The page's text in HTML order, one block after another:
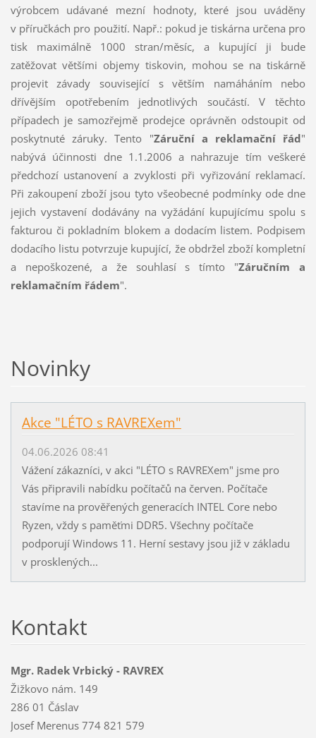
výrobcem udávané mezní hodnoty, které jsou uváděny
v příručkách pro použití. Např.: pokud je tiskárna určena pro
tisk maximálně 1000 stran/měsíc, a kupující ji bude
zatěžovat většími objemy tiskovin, mohou se na tiskárně
projevit závady související s větším namáháním nebo
dřívějším opotřebením jednotlivých součástí. V těchto
případech je samozřejmě prodejce oprávněn odstoupit od
poskytnuté záruky. Tento "Záruční a reklamační řád"
nabývá účinnosti dne 1.1.2006 a nahrazuje tím veškeré
předchozí ustanovení a zvyklosti při vyřizování reklamací.
Při zakoupení zboží jsou tyto všeobecné podmínky ode dne
jejich vystavení dodávány na vyžádání kupujícímu spolu s
fakturou či pokladním blokem a dodacím listem. Podpisem
dodacího listu potvrzuje kupující, že obdržel zboží kompletní
a nepoškozené, a že souhlasí s tímto "Záručním a
reklamačním řádem".
Novinky
Akce "LÉTO s RAVREXem"
04.06.2026 08:41
Vážení zákazníci, v akci "LÉTO s RAVREXem" jsme pro
Vás připravili nabídku počítačů na červen. Počítače
stavíme na prověřených generacích INTEL Core nebo
Ryzen, vždy s paměťmi DDR5. Všechny počítače
podporují Windows 11. Herní sestavy jsou již v základu
v prosklených...
Kontakt
Mgr. Radek Vrbický - RAVREX
Žižkovo nám. 149
286 01 Čáslav
Josef Merenus 774 821 579